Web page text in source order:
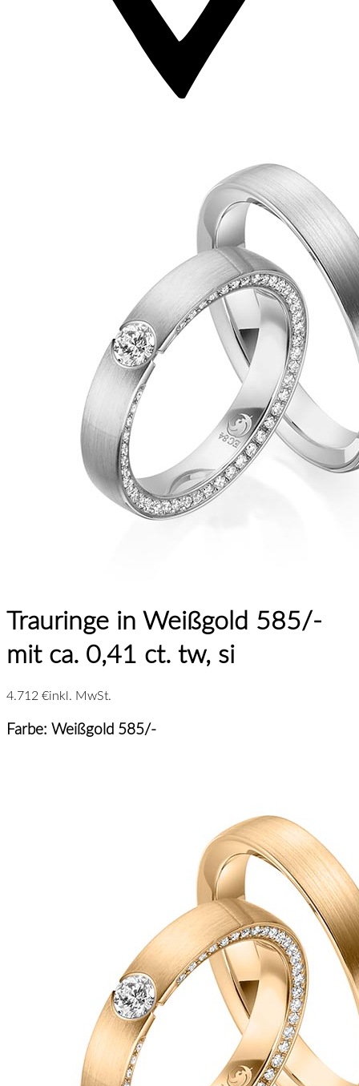
Trauringe in Weißgold 585/-
mit ca. 0,41 ct. tw, si
4.712 €inkl. MwSt.
Farbe: Weißgold 585/-